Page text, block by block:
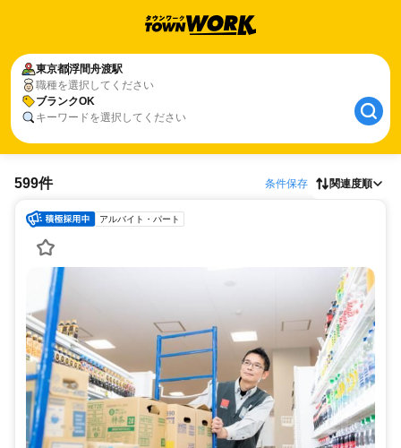
東京都浮間舟渡駅
職種を選択してください
ブランクOK
キーワードを選択してください
599件 条件保存 関連度順
アルバイト・パート